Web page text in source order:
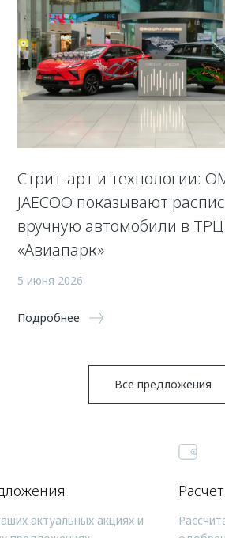
Стрит-арт и технологии:
JAECOO показывают
вручную автомобили в ТРЦ
«Авиапарк»
5 июня 2026
Подробнее
Все предложения
актуальных акциях и